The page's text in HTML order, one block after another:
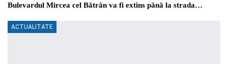
Bulevardul Mircea cel Bătrân va fi extins până la strada…
ACTUALITATE